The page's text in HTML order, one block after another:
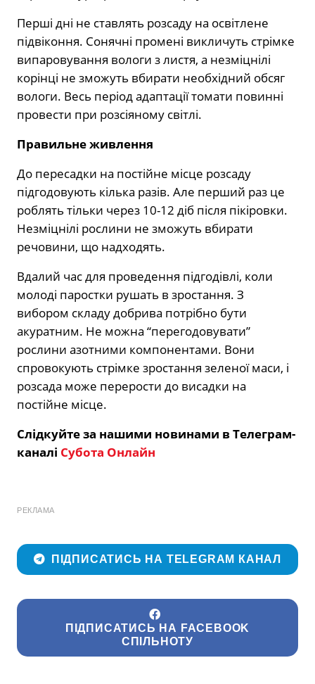
Перші дні не ставлять розсаду на освітлене
підвіконня. Сонячні промені викличуть стрімке
випаровування вологи з листя, а незміцнілі
корінці не зможуть вбирати необхідний обсяг
вологи. Весь період адаптації томати повинні
провести при розсіяному світлі.
Правильне живлення
До пересадки на постійне місце розсаду
підгодовують кілька разів. Але перший раз це
роблять тільки через 10-12 діб після пікіровки.
Незміцнілі рослини не зможуть вбирати
речовини, що надходять.
Вдалий час для проведення підгодівлі, коли
молоді паростки рушать в зростання. З
вибором складу добрива потрібно бути
акуратним. Не можна “перегодовувати”
рослини азотними компонентами. Вони
спровокують стрімке зростання зеленої маси, і
розсада може перерости до висадки на
постійне місце.
Слідкуйте за нашими новинами в Телеграм-
каналі Субота Онлайн
РЕКЛАМА
ПІДПИСАТИСЬ НА TELEGRAM КАНАЛ
ПІДПИСАТИСЬ НА FACEBOOK
СПІЛЬНОТУ